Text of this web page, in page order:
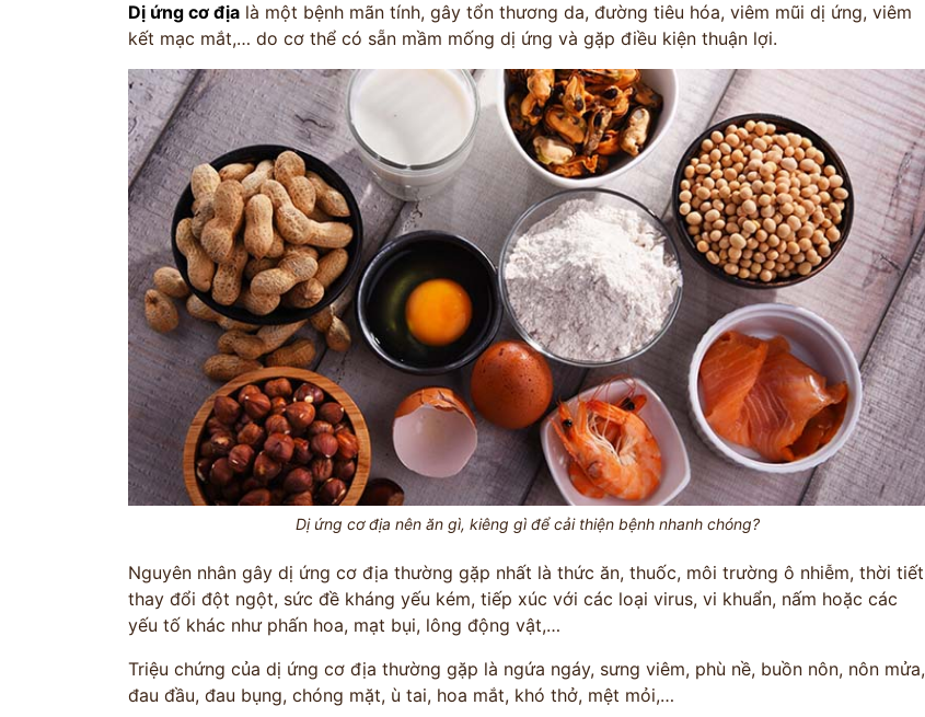
Dị ứng cơ địa là một bệnh mãn tính, gây tổn thương da, đường tiêu hóa, viêm mũi dị ứng, viêm
kết mạc mắt,… do cơ thể có sẵn mầm mống dị ứng và gặp điều kiện thuận lợi.
Dị ứng cơ địa nên ăn gì, kiêng gì để cải thiện bệnh nhanh chóng?
Nguyên nhân gây dị ứng cơ địa thường gặp nhất là thức ăn, thuốc, môi trường ô nhiễm, thời tiết
thay đổi đột ngột, sức đề kháng yếu kém, tiếp xúc với các loại virus, vi khuẩn, nấm hoặc các
yếu tố khác như phấn hoa, mạt bụi, lông động vật,…
Triệu chứng của dị ứng cơ địa thường gặp là ngứa ngáy, sưng viêm, phù nề, buồn nôn, nôn mửa,
đau đầu, đau bụng, chóng mặt, ù tai, hoa mắt, khó thở, mệt mỏi,…